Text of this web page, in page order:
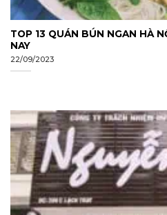
TOP 13 QUÁN BÚN NGAN HÀ
NAY
22/09/2023